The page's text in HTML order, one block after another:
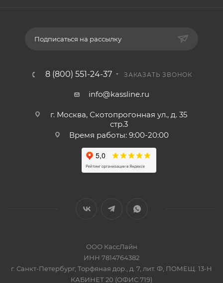
Подписаться на рассылку
8 (800) 551-24-37 ЗАКАЗАТЬ ЗВОНОК
info@kassline.ru
г. Москва, Скотопрогонная ул., д. 35
стр.3
Время работы: 9:00-20:00
ООО КассЛайн
ИНН 7814764382
г. Санкт-Петербург, Торфяная дор., д. 7, лит. Ф, ПОМЕЩ. 13-Н
КАБИНЕТ 20 (ОФИС 719)